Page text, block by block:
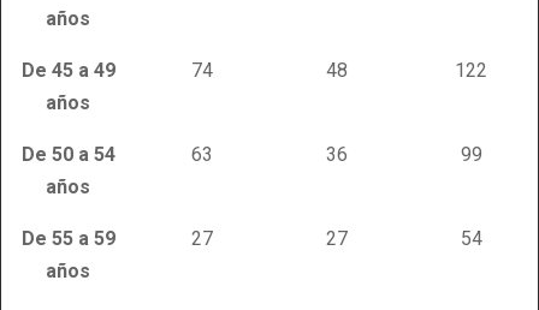
años
De 45 a 49
años
74 48 122
De 50 a 54
años
63 36 99
De 55 a 59
años
27 27 54